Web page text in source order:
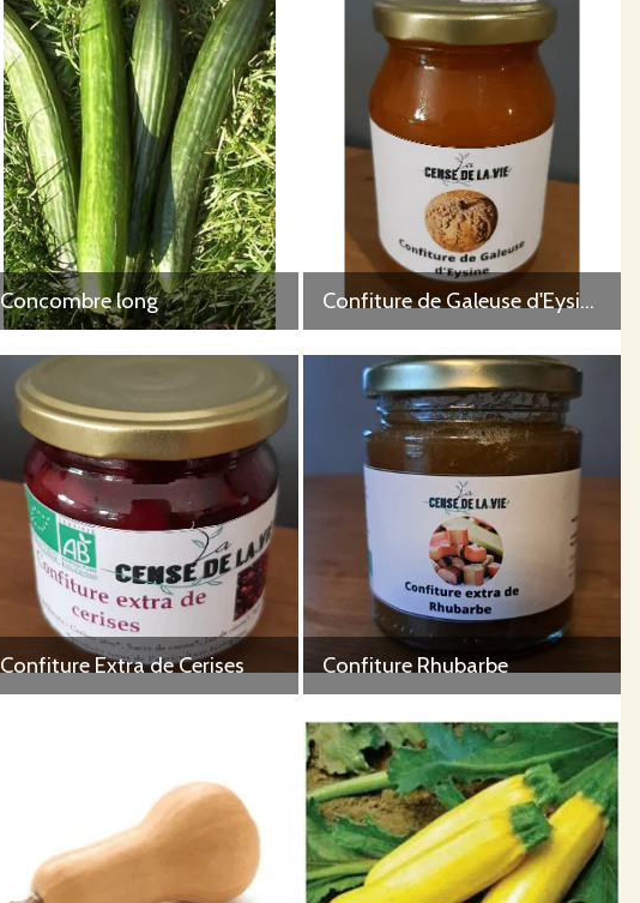
Concombre long Confiture de Galeuse d'Eysines
Confiture Extra de Cerises Confiture Rhubarbe